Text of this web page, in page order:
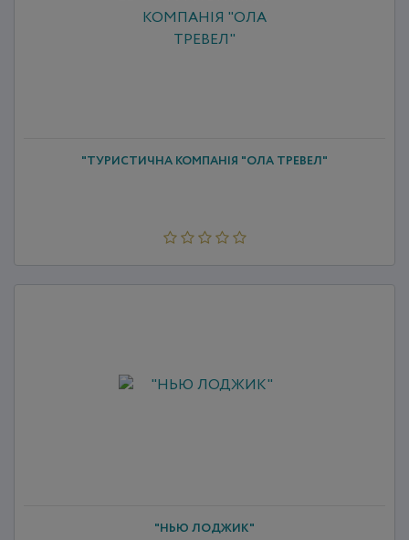
"ТУРИСТИЧНА КОМПАНІЯ "ОЛА ТРЕВЕЛ"
"НЬЮ ЛОДЖИК"